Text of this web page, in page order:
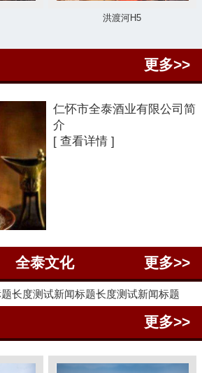
洪渡河H5
更多>>
仁怀市全泰酒业有限公司简
介
[ 查看详情 ]
全泰文化 更多>>
长度测试新闻标题长度测试新闻标题
更多>>